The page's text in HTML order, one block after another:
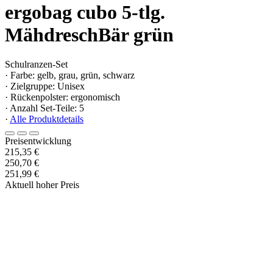
ergobag cubo 5-tlg.
MähdreschBär grün
Schulranzen-Set
· Farbe: gelb, grau, grün, schwarz
· Zielgruppe: Unisex
· Rückenpolster: ergonomisch
· Anzahl Set-Teile: 5
· Alle Produktdetails
Preisentwicklung
215,35 €
250,70 €
251,99 €
Aktuell hoher Preis